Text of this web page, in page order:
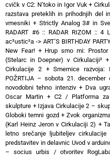
cvičk v C2: N’toko in Igor Vuk +
razstava preteklih in prihodnjih del
vmesniki + Strictly Analog 3# in
RADART #6 :: RADAR RIZOM :: 4
ac²ustic²a -> ART’S BIRTHDAY
New Fear!+ Hrup smo mi:
(Stelarc in Doepner) v Cirkulaciji²
Cirkulacije 2+Smernice razvoja:
POŽRTIJA – sobota 21. december
novodobni tehno intenziv+ Dva
Oscar Martin + C2 / Platforma
skulpture + Izjava Cirkulacije 2 –
Globoki temni gozd +Zvok
(Karl Heinz Jeron v Cirkulaciji 2) +
letno srečanje ljubiteljev cirkulacije
predstavitev in delavnic Uvod v
– socius urbis / otvoritev